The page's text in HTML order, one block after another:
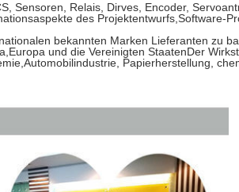
Sensoren, Relais, Dirves, Encoder,
des Projektentwurfs,Software-
bekannten Marken Lieferanten zu
und die Vereinigten StaatenDer
Papierherstellung,